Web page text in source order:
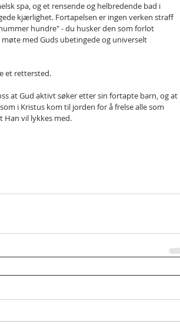
spa, og et rensende og helbredende bad i
kjærlighet. Fortapelsen er ingen verken straff
hundre" - du husker den som forlot
med Guds ubetingede og universelt
et rettersted.
at Gud aktivt søker etter sin fortapte barn, og at
i Kristus kom til jorden for å frelse alle som
Han vil lykkes med.